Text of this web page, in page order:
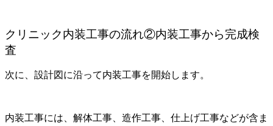
クリニック内装工事の流れ②内装工事から完成検
査
次に、設計図に沿って内装工事を開始します。
内装工事には、解体工事、造作工事、仕上げ工事などが含ま